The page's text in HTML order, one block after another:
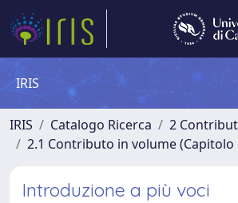
IRIS
IRIS Catalogo Ricerca
2
2.1 Contributo in volume (Capitolo
Introduzione a più voci